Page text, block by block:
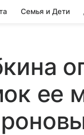
Семья и Дети
ее